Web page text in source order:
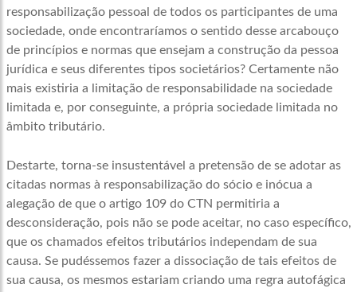
responsabilização pessoal de todos os participantes de uma
sociedade, onde encontraríamos o sentido desse arcabouço
de princípios e normas que ensejam a construção da pessoa
jurídica e seus diferentes tipos societários? Certamente não
mais existiria a limitação de responsabilidade na sociedade
limitada e, por conseguinte, a própria sociedade limitada no
âmbito tributário.
Destarte, torna-se insustentável a pretensão de se adotar as
citadas normas à responsabilização do sócio e inócua a
alegação de que o artigo 109 do CTN permitiria a
desconsideração, pois não se pode aceitar, no caso específico,
que os chamados efeitos tributários independam de sua
causa. Se pudéssemos fazer a dissociação de tais efeitos de
sua causa, os mesmos estariam criando uma regra autofágica